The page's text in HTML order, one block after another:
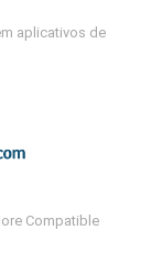
aplicativos de
Compatible